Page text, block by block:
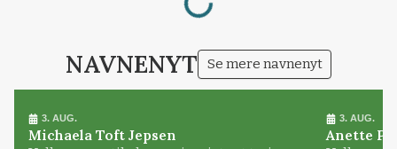
NAVNENYT Se mere navnenyt
3. AUG.
Michaela Toft Jepsen
3. AUG.
Anette